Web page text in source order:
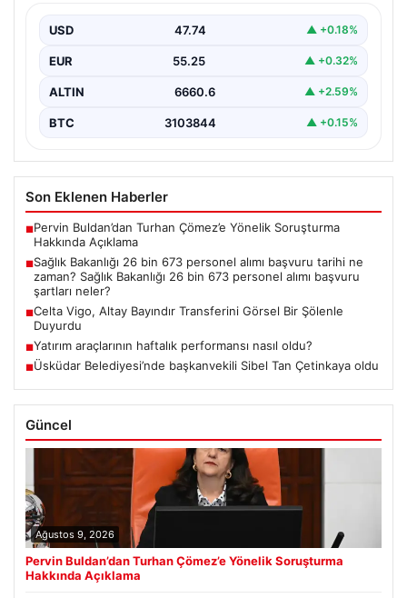
başvuru şartları neler?
USD 47.74 ▲ +0.18%
EUR 55.25 ▲ +0.32%
ALTIN 6660.6 ▲ +2.59%
BTC 3103844 ▲ +0.15%
Son Eklenen Haberler
■Pervin Buldan’dan Turhan Çömez’e Yönelik Soruşturma
Hakkında Açıklama
■Sağlık Bakanlığı 26 bin 673 personel alımı başvuru tarihi ne
zaman? Sağlık Bakanlığı 26 bin 673 personel alımı başvuru
şartları neler?
■Celta Vigo, Altay Bayındır Transferini Görsel Bir Şölenle
Duyurdu
■Yatırım araçlarının haftalık performansı nasıl oldu?
■Üsküdar Belediyesi’nde başkanvekili Sibel Tan Çetinkaya oldu
Güncel
Ağustos 9, 2026
Pervin Buldan’dan Turhan Çömez’e Yönelik Soruşturma
Hakkında Açıklama